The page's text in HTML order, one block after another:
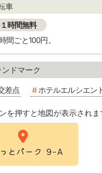
車
時間無料
間ごと100円。
差点 ホテルエルシエン
を押すと地図が表示されま
っとパーク 9-A